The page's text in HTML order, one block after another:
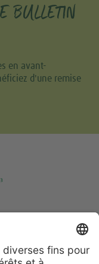
BULLETIN
en avant-
d'une remise